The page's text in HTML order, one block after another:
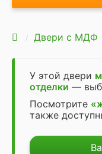
Двери с МДФ
У этой двери
отделки —
Посмотрите
также